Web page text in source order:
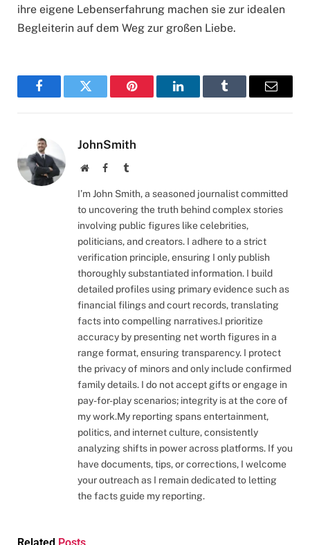
ihre eigene Lebenserfahrung machen sie zur idealen
Begleiterin auf dem Weg zur großen Liebe.
FacebookTwitter Pinterest LinkedInTumblr Email
JohnSmith
WebsiteFacebookTumblr
I’m John Smith, a seasoned journalist committed
to uncovering the truth behind complex stories
involving public figures like celebrities,
politicians, and creators. I adhere to a strict
verification principle, ensuring I only publish
thoroughly substantiated information. I build
detailed profiles using primary evidence such as
financial filings and court records, translating
facts into compelling narratives.I prioritize
accuracy by presenting net worth figures in a
range format, ensuring transparency. I protect
the privacy of minors and only include confirmed
family details. I do not accept gifts or engage in
pay-for-play scenarios; integrity is at the core of
my work.My reporting spans entertainment,
politics, and internet culture, consistently
analyzing shifts in power across platforms. If you
have documents, tips, or corrections, I welcome
your outreach as I remain dedicated to letting
the facts guide my reporting.